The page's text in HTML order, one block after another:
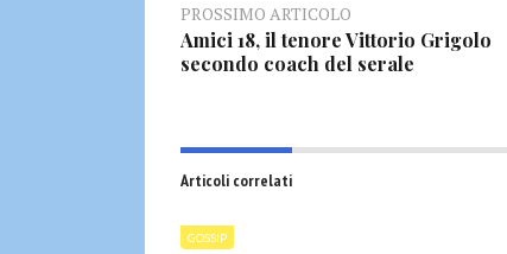
PROSSIMO ARTICOLO
Amici 18, il tenore Vittorio Grigolo
secondo coach del serale
Articoli correlati
GOSSIP